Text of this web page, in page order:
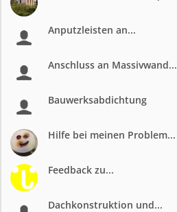
Anputzleisten an...
Anschluss an Massivwand...
Bauwerksabdichtung
Hilfe bei meinen Problem...
Feedback zu...
Dachkonstruktion und...